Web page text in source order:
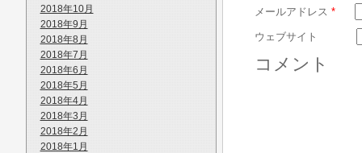
2018年10月
2018年9月
2018年8月
2018年7月
2018年6月
2018年5月
2018年4月
2018年3月
2018年2月
2018年1月
メールアドレス *
ウェブサイト
コメント